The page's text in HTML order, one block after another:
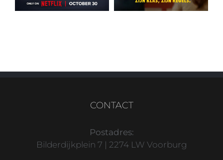
CONTACT
Postadres:
Bilderdijkplein 7 | 2274 LW Voorburg